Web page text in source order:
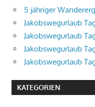
5 jähriger
Jakobswegurlaub
Jakobswegurlaub
Jakobswegurlaub
Jakobswegurlaub
KATEGORIEN